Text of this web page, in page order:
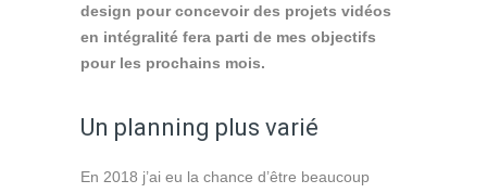
design pour concevoir des projets vidéos
en intégralité fera parti de mes objectifs
pour les prochains mois.
Un planning plus varié
En 2018 j’ai eu la chance d’être beaucoup